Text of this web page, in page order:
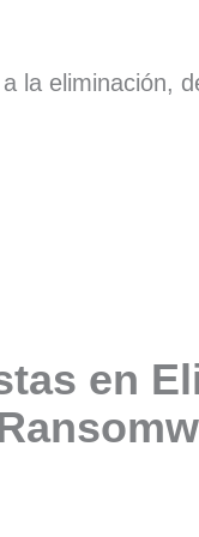
la eliminación,
en